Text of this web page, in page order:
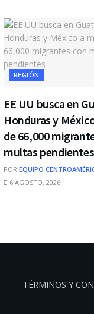
REGIÓN
EE UU busca en
Honduras y
de 66,000
multas pendientes
POR EQUIPO
6 AGOSTO, 2026
TÉRMINOS Y